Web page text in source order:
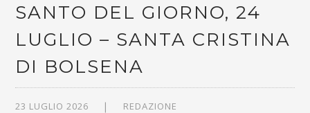
SANTO DEL GIORNO, 24
LUGLIO – SANTA CRISTINA
DI BOLSENA
23 LUGLIO 2026 REDAZIONE